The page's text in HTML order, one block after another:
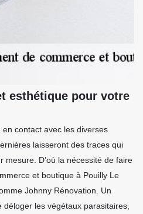
esthétique pour votre
contact avec les diverses
laisseront des traces qui
mesure. D’où la nécessité de faire
et boutique à Pouilly Le
Johnny Rénovation. Un
les végétaux parasitaires,